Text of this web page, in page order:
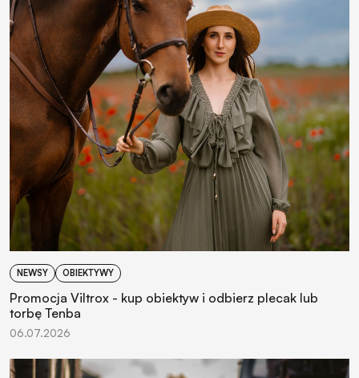
NEWSY OBIEKTYWY
Promocja Viltrox - kup obiektyw i odbierz plecak lub
torbę Tenba
06.07.2026